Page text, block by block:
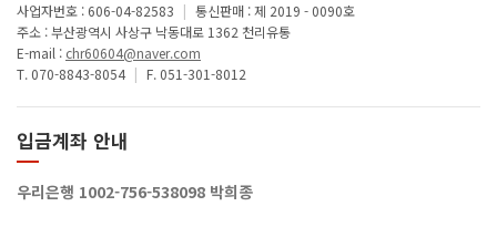
사업자번호 : 606-04-82583 | 통신판매 : 제 2019 - 0090호
주소 : 부산광역시 사상구 낙동대로 1362 천리유통
E-mail : chr60604@naver.com
T. 070-8843-8054 | F. 051-301-8012
입금계좌 안내
우리은행 1002-756-538098 박희종